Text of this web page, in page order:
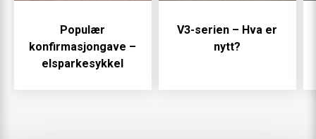
Populær
konfirmasjongave –
elsparkesykkel
V3-serien – Hva er
nytt?